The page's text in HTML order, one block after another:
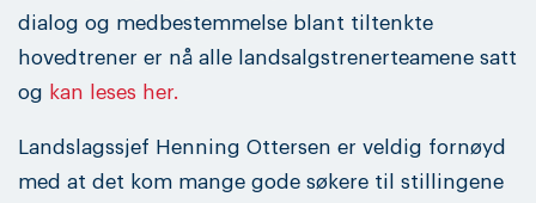
dialog og medbestemmelse blant tiltenkte
hovedtrener er nå alle landsalgstrenerteamene satt
og kan leses her.
Landslagssjef Henning Ottersen er veldig fornøyd
med at det kom mange gode søkere til stillingene